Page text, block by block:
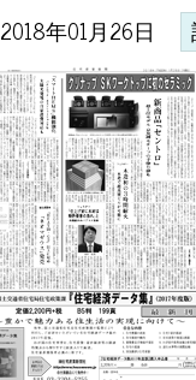
2018年01月26日